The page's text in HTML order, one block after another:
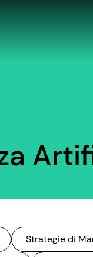
Strategie di